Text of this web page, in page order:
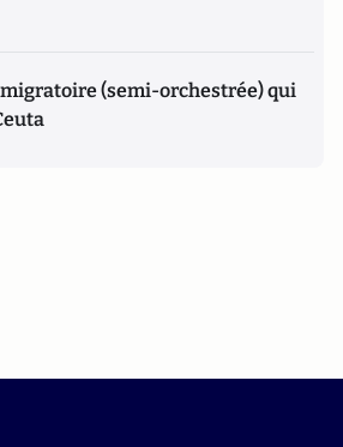
(semi-orchestrée) qui